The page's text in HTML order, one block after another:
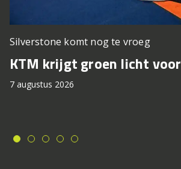
Silverstone komt nog te vroeg
KTM krijgt groen licht
7 augustus 2026